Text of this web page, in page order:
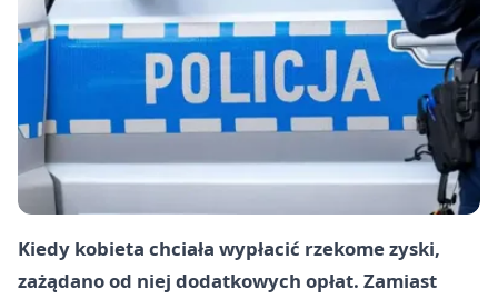
Kiedy kobieta chciała wypłacić rzekome zyski,
zażądano od niej dodatkowych opłat. Zamiast